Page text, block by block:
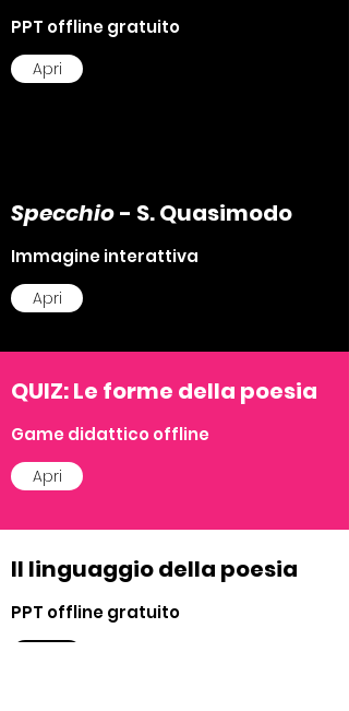
PPT offline gratuito
Apri
Specchio- S. Quasimodo
Immagine interattiva
Apri
QUIZ: Le forme della poesia
Game didattico offline
Apri
Il linguaggio della poesia
PPT offline gratuito